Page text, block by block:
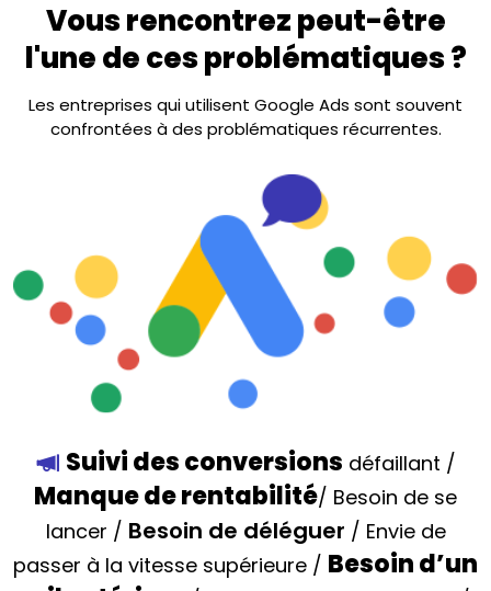
Vous rencontrez peut-être
l'une de ces problématiques ?
Les entreprises qui utilisent Google Ads sont souvent
confrontées à des problématiques récurrentes.
Suivi des conversions défaillant /
Manque de rentabilité/ Besoin de se
lancer / Besoin de déléguer / Envie de
passer à la vitesse supérieure / Besoin d’un